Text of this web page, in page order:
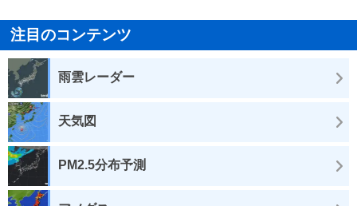
注目のコンテンツ
雨雲レーダー
天気図
PM2.5分布予測